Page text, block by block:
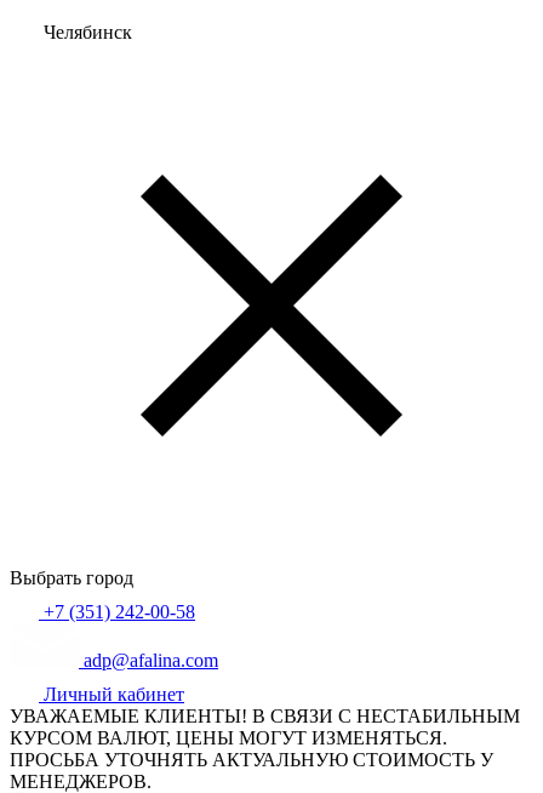
Челябинск
Выбрать город
+7 (351) 242-00-58
adp@afalina.com
Личный кабинет
УВАЖАЕМЫЕ КЛИЕНТЫ! В СВЯЗИ С НЕСТАБИЛЬНЫМ
КУРСОМ ВАЛЮТ, ЦЕНЫ МОГУТ ИЗМЕНЯТЬСЯ.
ПРОСЬБА УТОЧНЯТЬ АКТУАЛЬНУЮ СТОИМОСТЬ У
МЕНЕДЖЕРОВ.